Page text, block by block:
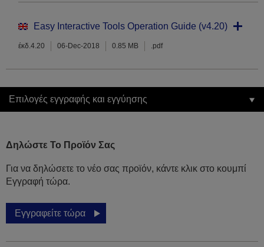
Easy Interactive Tools Operation Guide (v4.20)
έκδ.4.20 06-Dec-2018 0.85 MB .pdf
Επιλογές εγγραφής και εγγύησης
Δηλώστε Το Προϊόν Σας
Για να δηλώσετε το νέο σας προϊόν, κάντε κλικ στο κουμπί
Εγγραφή τώρα.
Εγγραφείτε τώρα